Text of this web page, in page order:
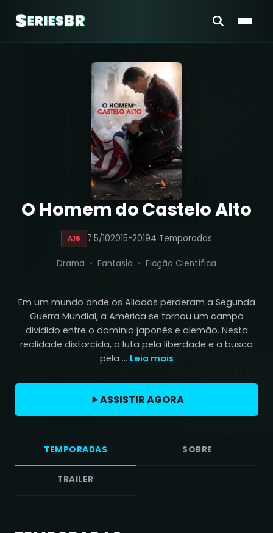
O Homem do Castelo Alto
A16 7.5/102015-20194 Temporadas
Drama Fantasia Ficção Científica
Em um mundo onde os Aliados perderam a Segunda
Guerra Mundial, a América se tornou um campo
dividido entre o domínio japonês e alemão. Nesta
realidade distorcida, a luta pela liberdade e a busca
pela ... Leia mais
ASSISTIR AGORA
TEMPORADAS SOBRE
TRAILER